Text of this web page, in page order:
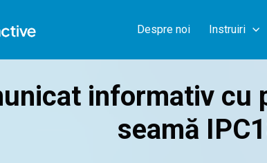
Despre noi Instruiri
informativ cu
seamă